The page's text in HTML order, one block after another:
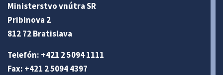
Ministerstvo vnútra SR
Pribinova 2
812 72 Bratislava
Telefón: +421 2 5094 1111
Fax: +421 2 5094 4397